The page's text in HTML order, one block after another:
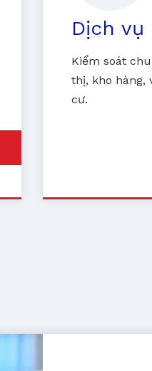
Dịch
Kiểm soát
thị, kho hàng,
cư.